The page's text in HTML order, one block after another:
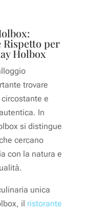
Rispetto per
Holbox
trovare
e
In
si distingue
cercano
con la natura e
unica
il ristorante